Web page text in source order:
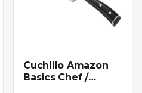
Cuchillo Amazon
Basics Chef /